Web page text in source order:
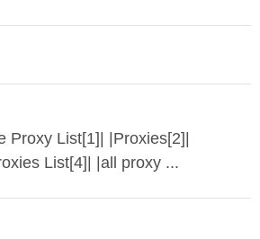
Proxy List[1]| |Proxies[2]|
List[4]| |all proxy ...